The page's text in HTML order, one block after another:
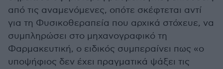
από τις αναμενόμενες, οπότε σκέφτεται αντί
για τη Φυσικοθεραπεία που αρχικά στόχευε, να
συμπληρώσει στο μηχανογραφικό τη
Φαρμακευτική, ο ειδικός συμπεραίνει πως «ο
υποψήφιος δεν έχει πραγματικά ψάξει τις